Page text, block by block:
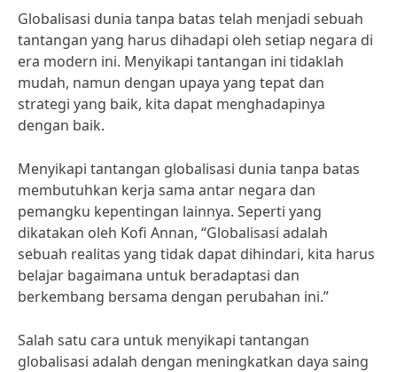
Globalisasi dunia tanpa batas telah menjadi sebuah
tantangan yang harus dihadapi oleh setiap negara di
era modern ini. Menyikapi tantangan ini tidaklah
mudah, namun dengan upaya yang tepat dan
strategi yang baik, kita dapat menghadapinya
dengan baik.
Menyikapi tantangan globalisasi dunia tanpa batas
membutuhkan kerja sama antar negara dan
pemangku kepentingan lainnya. Seperti yang
dikatakan oleh Kofi Annan, “Globalisasi adalah
sebuah realitas yang tidak dapat dihindari, kita harus
belajar bagaimana untuk beradaptasi dan
berkembang bersama dengan perubahan ini.”
Salah satu cara untuk menyikapi tantangan
globalisasi adalah dengan meningkatkan daya saing